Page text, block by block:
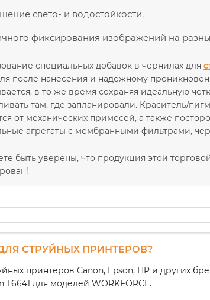
свето- и водостойкости.
фиксирования изображений на
специальных добавок в чернилах для
после нанесения и надежному
в то же время сохраняя идеальную
там, где запланировали. Краситель/
от механических примесей, а также
агрегаты с мембранными фильтрами,
быть уверены, что продукция этой
СТРУЙНЫХ ПРИНТЕРОВ?
принтеров Canon, Epson, HP и других
для моделей WORKFORCE.